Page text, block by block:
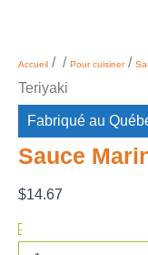
Accueil / / Pour cuisiner/
Teriyaki
Fabriqué au
Sauce
$14.67
-